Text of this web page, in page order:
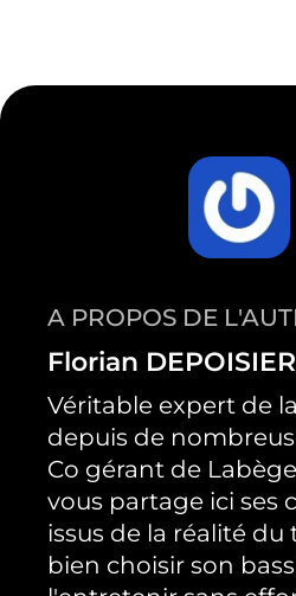
A PROPOS DE
Florian DEPOISIER
Véritable expert de
depuis de
Co gérant de
vous partage ici ses
issus de la réalité du
bien choisir son